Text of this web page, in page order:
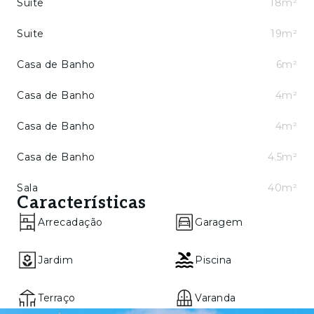
sanitária (4 m²) e varanda
• Suite (18 m²) com roupeiro, instalação
sanitária (4,5 m²) e varanda
Cave:
• WC
• Lavandaria
• Arrecadação
• Garagem
Suite 18m²
Suite 19m²
Casa de Banho 6m²
Casa de Banho 4m²
Casa de Banho 4m²
Casa de Banho 4.5m²
Sala 40m²
Características
Arrecadação Garagem
Jardim Piscina
Terraço Varanda